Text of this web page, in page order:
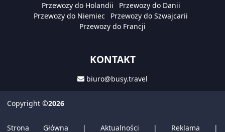
Przewozy do Holandii
Przewozy do Danii
Przewozy do Niemiec
Przewozy do Szwajcarii
Przewozy do Francji
KONTAKT
biuro@busy.travel
Copyright ©2026
Strona Główna | Aktualności | Reklama |